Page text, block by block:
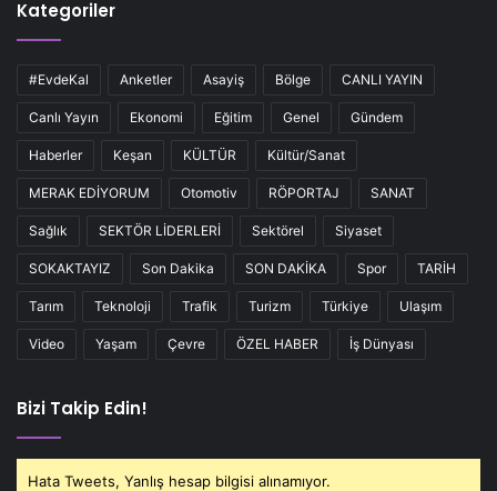
Kategoriler
#EvdeKal Anketler Asayiş Bölge CANLI YAYIN
Canlı Yayın Ekonomi Eğitim Genel Gündem
Haberler Keşan KÜLTÜR Kültür/Sanat
MERAK EDİYORUM Otomotiv RÖPORTAJ SANAT
Sağlık SEKTÖR LİDERLERİ Sektörel Siyaset
SOKAKTAYIZ Son Dakika SON DAKİKA Spor TARİH
Tarım Teknoloji Trafik Turizm Türkiye Ulaşım
Video Yaşam Çevre ÖZEL HABER İş Dünyası
Bizi Takip Edin!
Hata Tweets, Yanlış hesap bilgisi alınamıyor.